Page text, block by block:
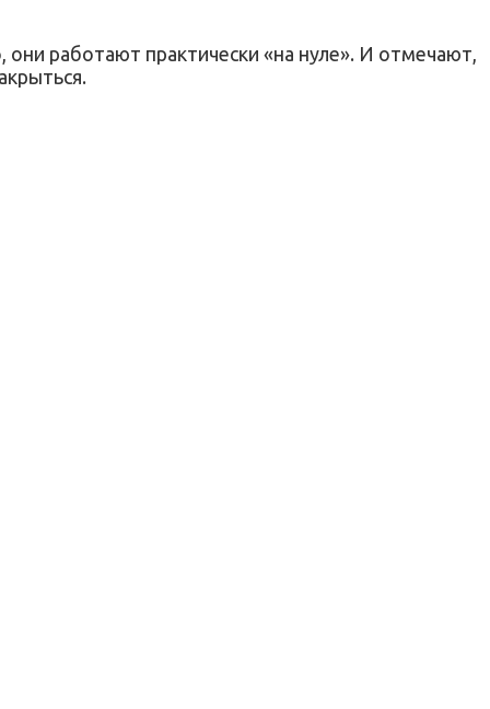
работают практически «на нуле». И отмечают,